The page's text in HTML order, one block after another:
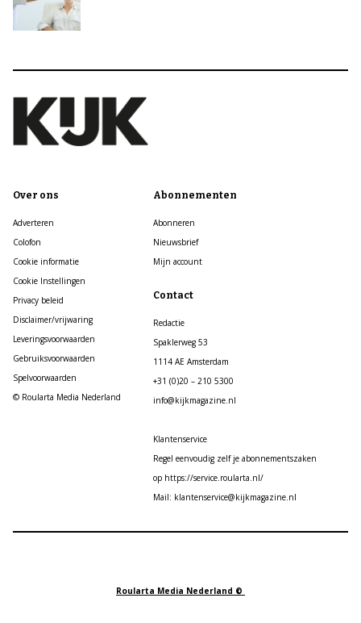
Over ons
Adverteren
Colofon
Cookie informatie
Cookie Instellingen
Privacy beleid
Disclaimer/vrijwaring
Leveringsvoorwaarden
Gebruiksvoorwaarden
Spelvoorwaarden
© Roularta Media Nederland
Abonnementen
Abonneren
Nieuwsbrief
Mijn account
Contact
Redactie
Spaklerweg 53
1114 AE Amsterdam
+31 (0)20 – 210 5300
info@kijkmagazine.nl
Klantenservice
Regel eenvoudig zelf je abonnementszaken
op https://service.roularta.nl/
Mail: klantenservice@kijkmagazine.nl
Roularta Media Nederland ©